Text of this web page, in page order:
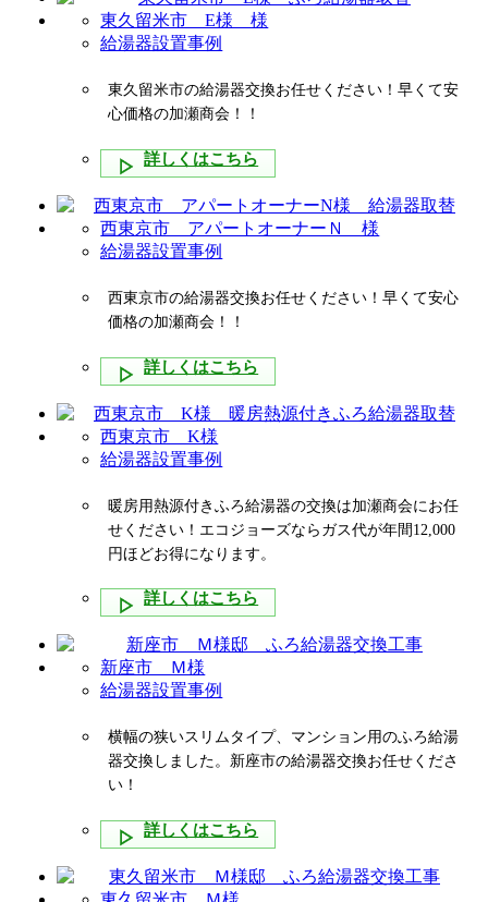
東久留米市 E様 様
給湯器設置事例
東久留米市の給湯器交換お任せください！早くて安
心価格の加瀬商会！！
詳しくはこちら
西東京市 アパートオーナーＮ 様
給湯器設置事例
西東京市の給湯器交換お任せください！早くて安心
価格の加瀬商会！！
詳しくはこちら
西東京市 K様
給湯器設置事例
暖房用熱源付きふろ給湯器の交換は加瀬商会にお任
せください！エコジョーズならガス代が年間12,000
円ほどお得になります。
詳しくはこちら
新座市 Ｍ様
給湯器設置事例
横幅の狭いスリムタイプ、マンション用のふろ給湯
器交換しました。新座市の給湯器交換お任せくださ
い！
詳しくはこちら